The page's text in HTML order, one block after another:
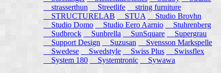
strasserthun
Streetlife
string furniture
STRUCTURELAB
STUA
Studio Brovhn
Studio Domo
Studio Eero Aarnio
Stuhrenberg
Sudbrock
Sunbrella SunSquare
Supergrau
Support Design
Suzusan
Svensson Markspelle
Swedese
Swedstyle Swiss Plus
Swissflex
System 180
Systemtronic Sywawa